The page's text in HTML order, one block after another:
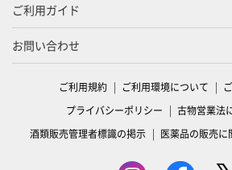
ご利用ガイド
お問い合わせ
ご利用規約 ご利用環境について
プライバシーポリシー
古物営業法
酒類販売管理者標識の掲示
医薬品の販売に